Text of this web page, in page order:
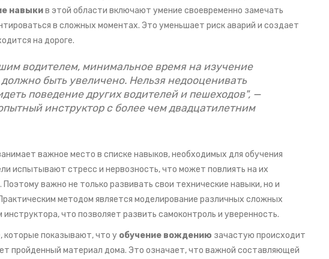
навыкив этой области включают умение своевременно замечать
в сложных моментах. Это уменьшает риск аварий и создает
на дороге.
водителем, минимальное время на изучение
быть увеличено. Нельзя недооценивать
поведение других водителей и пешеходов", —
инструктор с более чем двадцатилетним
важное место в списке навыков, необходимых для обучения
испытывают стресс и нервозность, что может повлиять на их
важно не только развивать свои технические навыки, но и
методом является моделирование различных сложных
что позволяет развить самоконтроль и уверенность.
показывают, что у обучение вождению зачастую происходит
пройденный материал дома. Это означает, что важной составляющей